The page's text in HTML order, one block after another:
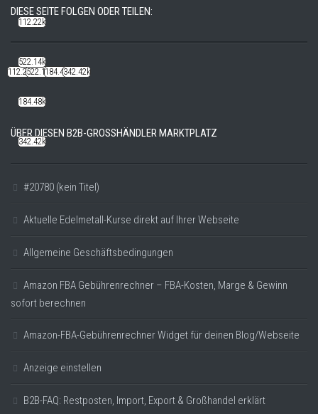
DIESE SEITE FOLGEN ODER TEILEN:
112.22k522.14k184.48k342.42k
ÜBER DIESEN B2B-GROSSHÄNDLER MARKTPLATZ
#20780 (kein Titel)
Aktuelle Edelmetall-Kurse direkt auf Ihrer Webseite
Allgemeine Geschäftsbedingungen
Amazon FBA Gebührenrechner – FBA-Kosten, Marge & Gewinn
sofort berechnen
Amazon-FBA-Gebührenrechner Widget für deinen Blog/Webseite
Anzeige einstellen
B2B-FAQ: Restposten, Import, Export & Großhandel erklärt
112.22k
522.14k
184.48k
342.42k